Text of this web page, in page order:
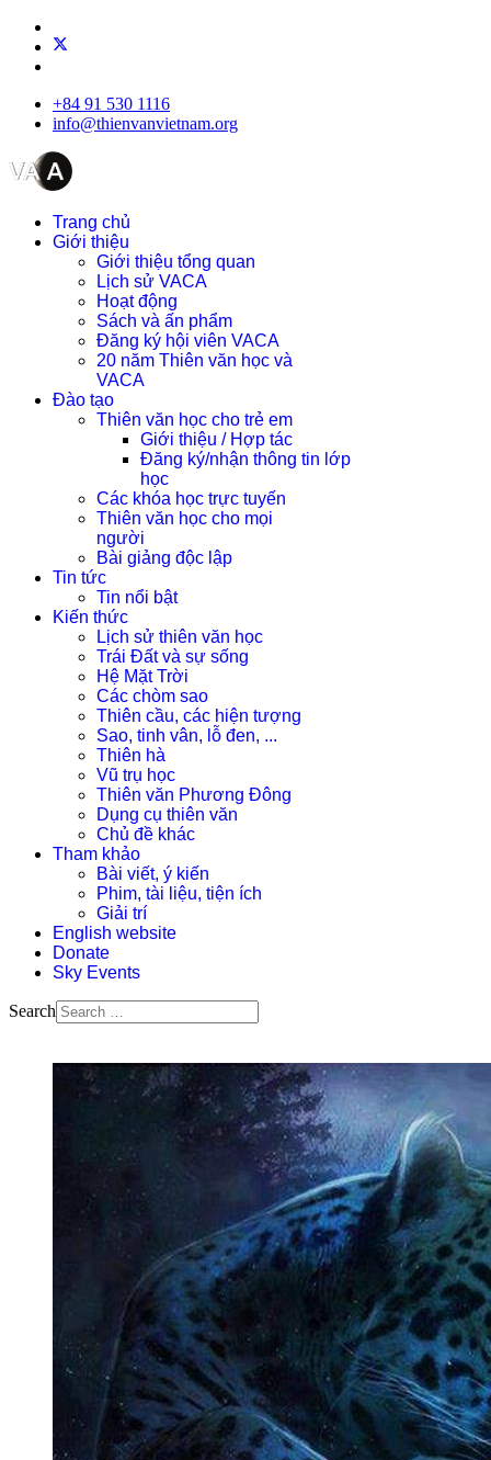
+84 91 530 1116
info@thienvanvietnam.org
Trang chủ
Giới thiệu
Giới thiệu tổng quan
Lịch sử VACA
Hoạt động
Sách và ấn phẩm
Đăng ký hội viên VACA
20 năm Thiên văn học và
VACA
Đào tạo
Thiên văn học cho trẻ em
Giới thiệu / Hợp tác
Đăng ký/nhận thông tin lớp
học
Các khóa học trực tuyến
Thiên văn học cho mọi
người
Bài giảng độc lập
Tin tức
Tin nổi bật
Kiến thức
Lịch sử thiên văn học
Trái Đất và sự sống
Hệ Mặt Trời
Các chòm sao
Thiên cầu, các hiện tượng
Sao, tinh vân, lỗ đen, ...
Thiên hà
Vũ trụ học
Thiên văn Phương Đông
Dụng cụ thiên văn
Chủ đề khác
Tham khảo
Bài viết, ý kiến
Phim, tài liệu, tiện ích
Giải trí
English website
Donate
Sky Events
Search